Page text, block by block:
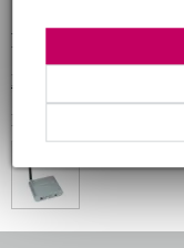
Huur dit product
Huur meerdere
Gratis
Al na 4 maanden
Snelle vervanging
Productinformatie
Bekijk alle
Bekijk ook eens (1)